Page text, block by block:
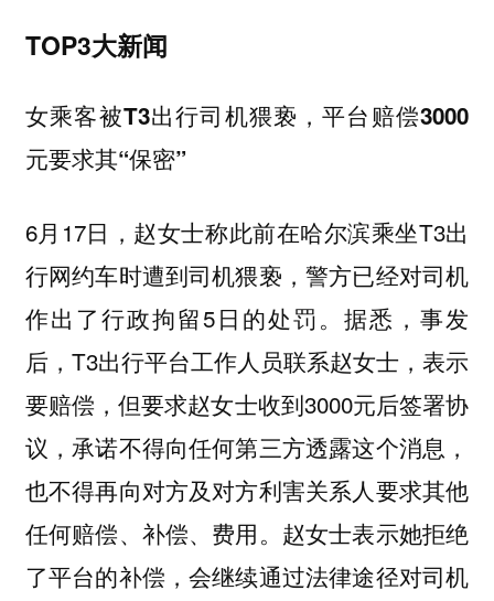
TOP3大新闻
女乘客被T3出行司机猥亵，平台赔偿3000
元要求其“保密”
6月17日，赵女士称此前在哈尔滨乘坐T3出
行网约车时遭到司机猥亵，警方已经对司机
作出了行政拘留5日的处罚。据悉，事发
后，T3出行平台工作人员联系赵女士，表示
要赔偿，但要求赵女士收到3000元后签署协
议，承诺不得向任何第三方透露这个消息，
也不得再向对方及对方利害关系人要求其他
任何赔偿、补偿、费用。赵女士表示她拒绝
了平台的补偿，会继续通过法律途径对司机